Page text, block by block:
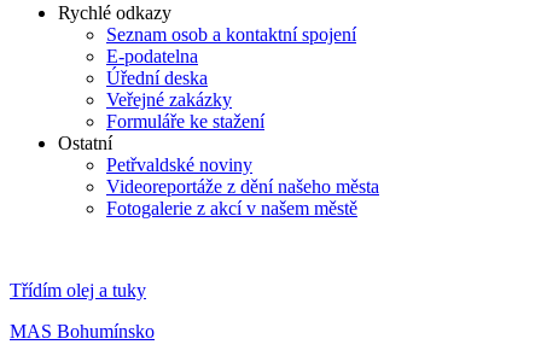
Rychlé odkazy
Seznam osob a kontaktní spojení
E-podatelna
Úřední deska
Veřejné zakázky
Formuláře ke stažení
Ostatní
Petřvaldské noviny
Videoreportáže z dění našeho města
Fotogalerie z akcí v našem městě
Třídím olej a tuky
MAS Bohumínsko